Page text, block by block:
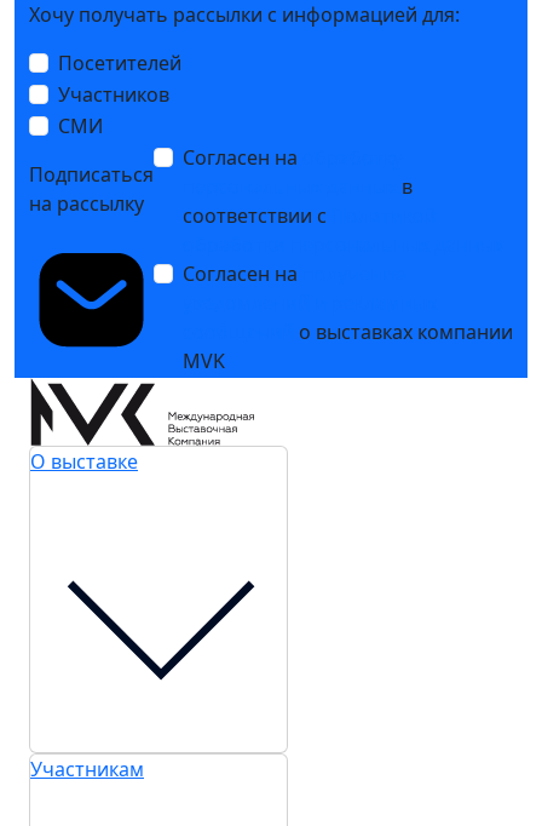
Хочу получать рассылки с информацией для:
Посетителей
Участников
СМИ
Подписаться
на рассылку
Согласен на
в
соответствии с
Согласен на
о выставках компании
MVK
О выставке
Участникам